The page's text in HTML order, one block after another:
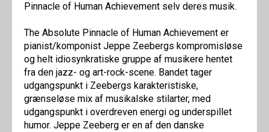
Pinnacle of Human Achievement selv deres musik.
The Absolute Pinnacle of Human Achievement er
pianist/komponist Jeppe Zeebergs kompromisløse
og helt idiosynkratiske gruppe af musikere hentet
fra den jazz- og art-rock-scene. Bandet tager
udgangspunkt i Zeebergs karakteristiske,
grænseløse mix af musikalske stilarter, med
udgangspunkt i overdreven energi og underspillet
humor. Jeppe Zeeberg er en af den danske